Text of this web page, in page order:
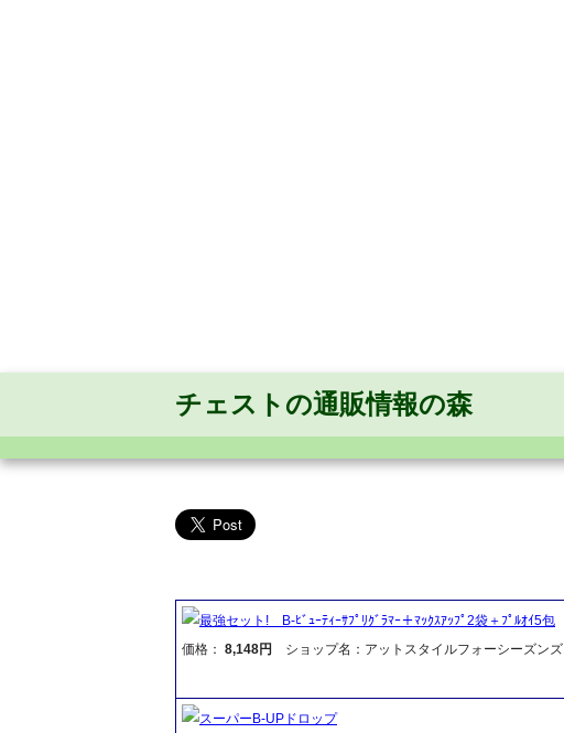
チェストの通販情報の森
最強セット! B-ﾋﾞｭｰﾃｨｰｻﾌﾟﾘｸﾞﾗﾏｰ＋ﾏｯｸｽｱｯﾌﾟ2袋＋ﾌﾟﾙｵｲ5包
価格： 8,148円 ショップ名：アットスタイルフォーシーズンズ
スーパーB-UPドロップ